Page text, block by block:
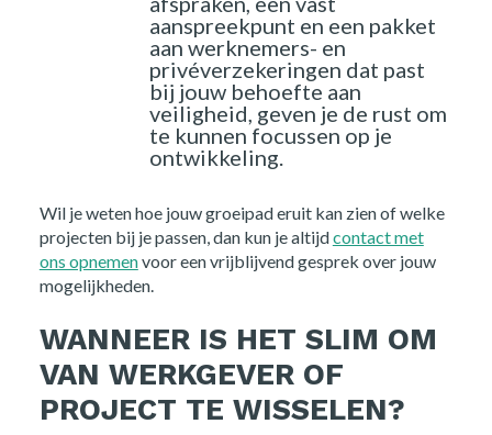
aanspreekpunt en een pakket
aan werknemers- en
privéverzekeringen dat past
bij jouw behoefte aan
veiligheid, geven je de rust om
te kunnen focussen op je
ontwikkeling.
Wil je weten hoe jouw groeipad eruit kan zien of welke
projecten bij je passen, dan kun je altijdcontact met
ons opnemenvoor een vrijblijvend gesprek over jouw
mogelijkheden.
WANNEER IS HET SLIM OM
VAN WERKGEVER OF
PROJECT TE WISSELEN?